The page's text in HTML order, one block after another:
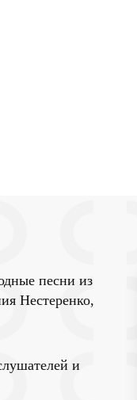
песни из
Нестеренко,
и